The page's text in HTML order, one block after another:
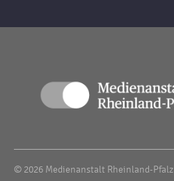
© 2026 Medienanstalt Rheinland-Pfalz